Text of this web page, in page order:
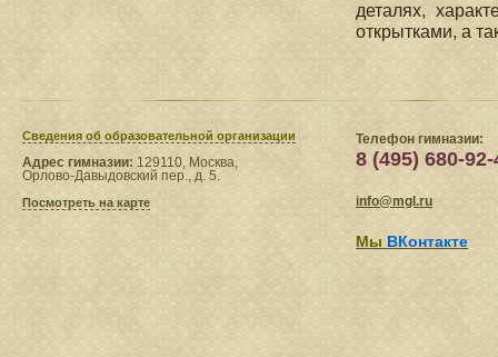
деталях,
открытками, а
Сведения​ об образовательной организации
Адрес гимназии: 129110, Москва,
Орлово-Давыдовский пер., д. 5.
Посмотреть на карте
Телефон гимназии:
8 (495) 680-92-
info@mgl.ru
Мы ВКонтакте